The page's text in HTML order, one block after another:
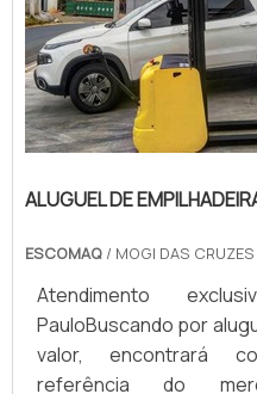
ALUGUEL DE
ESCOMAQ / MOGI DAS
Atendimento
PauloBuscando por
valor, encontrará
referência do